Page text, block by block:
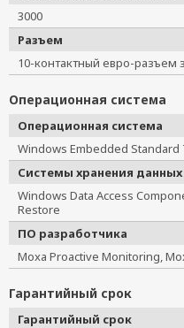
3000
Разъем
10-контактный евро-разъем
Операционная система
Операционная система
Windows Embedded
Системы хранения данных
Windows Data Access
Restore
ПО разработчика
Moxa Proactive Monitoring,
Гарантийный срок
Гарантийный срок